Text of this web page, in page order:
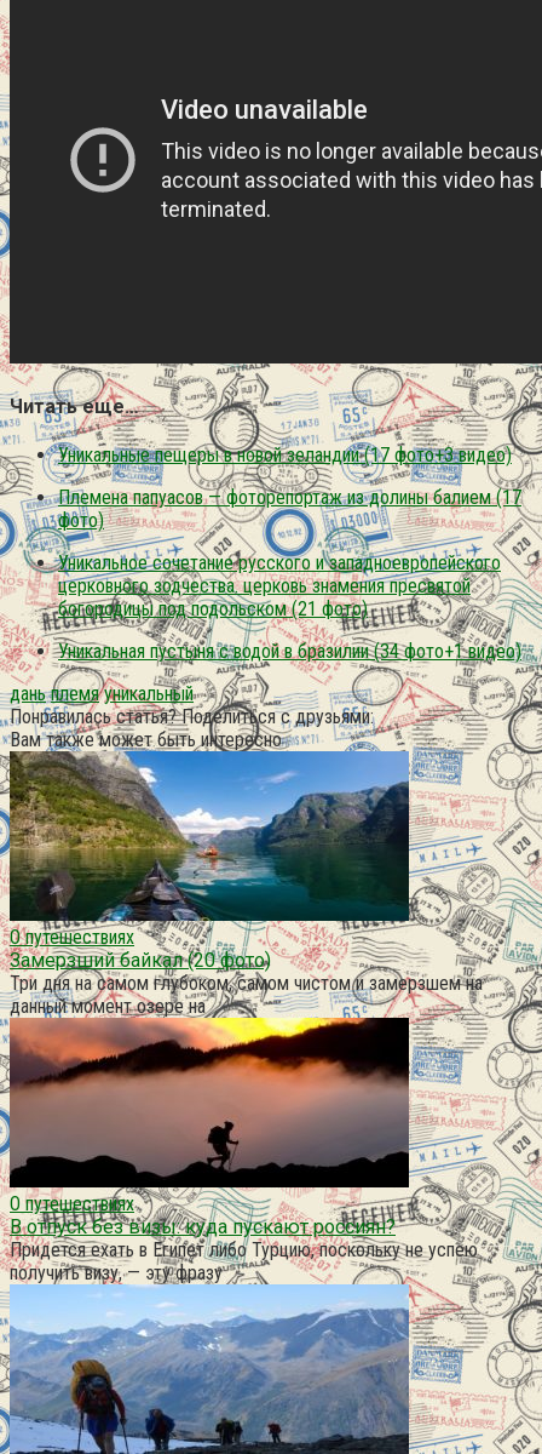
Читать еще…
Уникальные пещеры в новой зеландии (17 фото+3 видео)
Племена папуасов — фоторепортаж из долины балием (17
фото)
Уникальное сочетание русского и западноевропейского
церковного зодчества. церковь знамения пресвятой
богородицы под подольском (21 фото)
Уникальная пустыня с водой в бразилии (34 фото+1 видео)
дань племя уникальный
Понравилась статья? Поделиться с друзьями:
Вам также может быть интересно
О путешествиях
Замерзший байкал (20 фото)
Три дня на самом глубоком, самом чистом и замерзшем на
данный момент озере на
О путешествиях
В отпуск без визы: куда пускают россиян?
Придется ехать в Египет либо Турцию, поскольку не успею
получить визу, — эту фразу